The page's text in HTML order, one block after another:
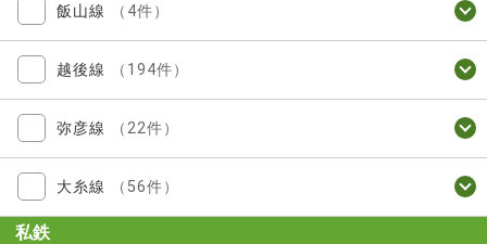
飯山線 （4件）
越後線 （194件）
弥彦線 （22件）
大糸線 （56件）
私鉄